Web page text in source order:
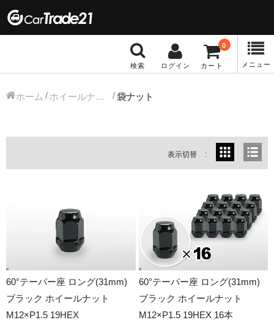
検索 ログイン カート
0
メニュー
冬タイヤホイール
15インチ：冬タイヤホイール
16インチ：冬タイヤホイール
17インチ：冬タイヤホイール
ホーム ホイールナット 袋ナット
表示切替
60°テーパー座 ロング(31mm)
ブラック ホイールナット
M12×P1.5 19HEX
60°テーパー座 ロング(31mm)
ブラック ホイールナット
M12×P1.5 19HEX 16本